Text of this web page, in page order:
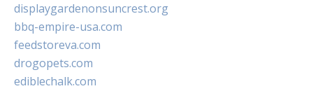
displaygardenonsuncrest.org
bbq-empire-usa.com
feedstoreva.com
drogopets.com
ediblechalk.com